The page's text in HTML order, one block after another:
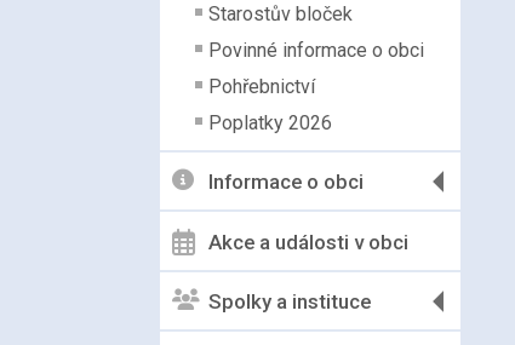
Starostův bloček
Povinné informace o obci
Pohřebnictví
Poplatky 2026
Informace o obci
Akce a události v obci
Spolky a instituce